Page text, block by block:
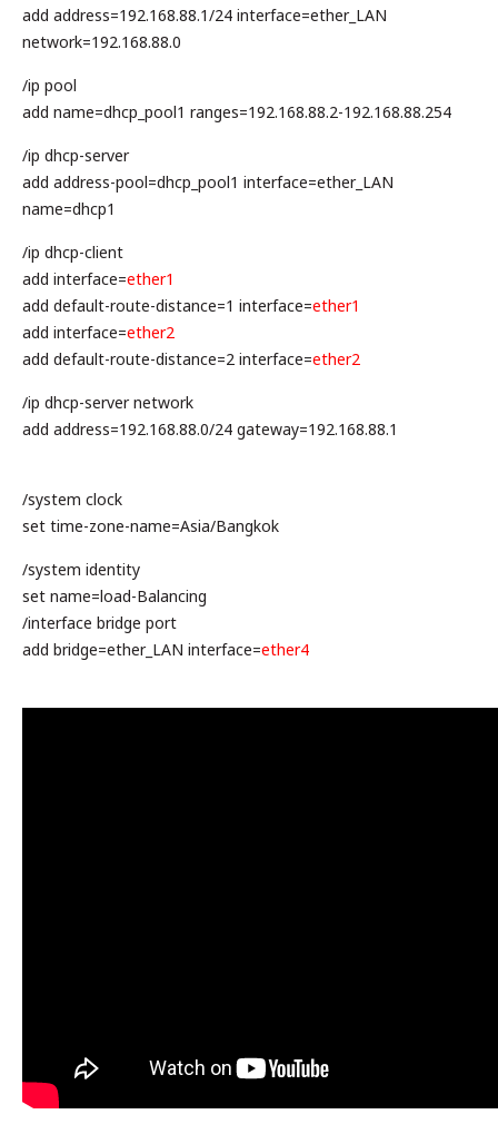
add address=192.168.88.1/24 interface=ether_LAN
network=192.168.88.0
/ip pool
add name=dhcp_pool1 ranges=192.168.88.2-192.168.88.254
/ip dhcp-server
add address-pool=dhcp_pool1 interface=ether_LAN
name=dhcp1
/ip dhcp-client
add interface=ether1
add default-route-distance=1 interface=ether1
add interface=ether2
add default-route-distance=2 interface=ether2
/ip dhcp-server network
add address=192.168.88.0/24 gateway=192.168.88.1
/system clock
set time-zone-name=Asia/Bangkok
/system identity
set name=load-Balancing
/interface bridge port
add bridge=ether_LAN interface=ether4